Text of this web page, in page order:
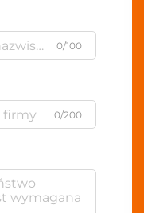
0/100
0/200